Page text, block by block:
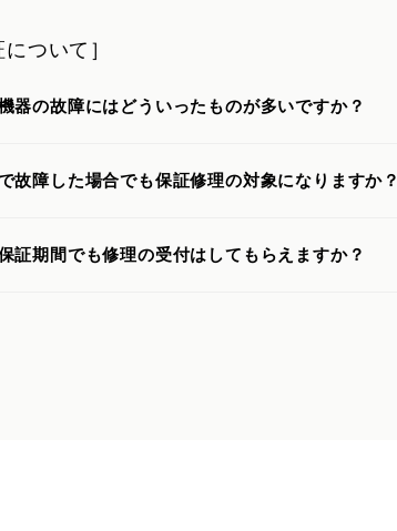
ついて］
器の故障にはどういったものが多いですか？
故障した場合でも保証修理の対象になりますか？
証期間でも修理の受付はしてもらえますか？